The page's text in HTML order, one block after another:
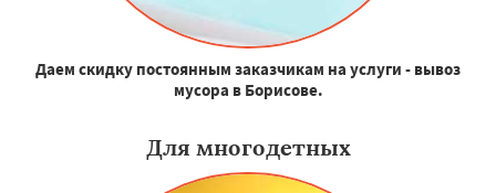
Даем скидку постоянным заказчикам на услуги - вывоз
мусора в Борисове.
Для многодетных